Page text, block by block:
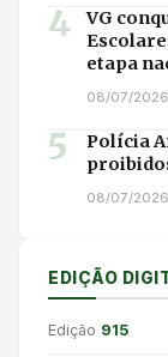
4
VG
etapa
08/07/
5
Polícia
08/07/2026
EDIÇÃO
Edição 915